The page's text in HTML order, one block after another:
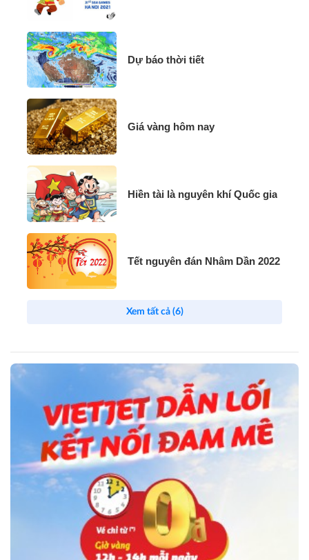
Dự báo thời tiết
Giá vàng hôm nay
Hiền tài là nguyên khí Quốc gia
Tết nguyên đán Nhâm Dần 2022
Xem tất cả (6)